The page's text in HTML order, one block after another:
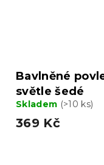
Bavlněné
světle šedé
Skladem (>10 ks)
369 Kč